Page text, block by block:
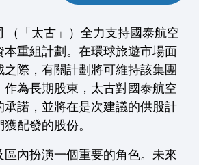
（「太古」）全力支持國泰航空
重組計劃。在環球旅遊市場面
際，有關計劃將可維持該集團
作為長期股東，太古對國泰航空
承諾，並將在是次建議的供股計
配發的股份。
區內扮演一個重要的角色。未來